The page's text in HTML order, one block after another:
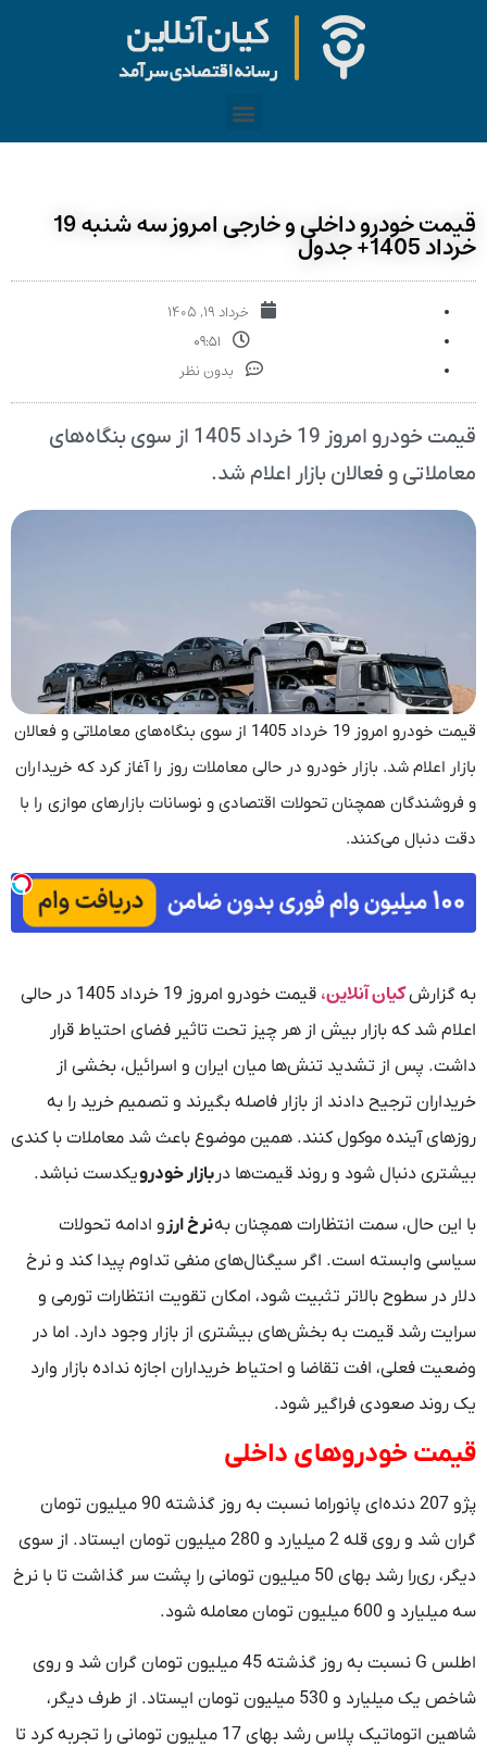
قیمت خودرو داخلی و خارجی امروز سه شنبه 19
خرداد 1405+ جدول
خرداد ۱۹, ۱۴۰۵
۰۹:۵۱
بدون نظر
قیمت خودرو امروز 19 خرداد 1405 از سوی بنگاه‌های
معاملاتی و فعالان بازار اعلام شد.
قیمت خودرو امروز 19 خرداد 1405 از سوی بنگاه‌های معاملاتی و فعالان
بازار اعلام شد. بازار خودرو در حالی معاملات روز را آغاز کرد که خریداران
و فروشندگان همچنان تحولات اقتصادی و نوسانات بازارهای موازی را با
دقت دنبال می‌کنند.
به گزارشکیان آنلاین،
قیمت خودرو امروز 19 خرداد 1405 در حالی
اعلام شد که بازار بیش از هر چیز تحت تاثیر فضای احتیاط قرار
داشت. پس از تشدید تنش‌ها میان ایران و اسرائیل، بخشی از
خریداران ترجیح دادند از بازار فاصله بگیرند و تصمیم خرید را به
روزهای آینده موکول کنند. همین موضوع باعث شد معاملات با کندی
بیشتری دنبال شود و روند قیمت‌ها در بازار خودرویکدست نباشد.
با این حال، سمت انتظارات همچنان بهنرخ ارزو ادامه تحولات
سیاسی وابسته است. اگر سیگنال‌های منفی تداوم پیدا کند و نرخ
دلار در سطوح بالاتر تثبیت شود، امکان تقویت انتظارات تورمی و
سرایت رشد قیمت به بخش‌های بیشتری از بازار وجود دارد. اما در
وضعیت فعلی، افت تقاضا و احتیاط خریداران اجازه نداده بازار وارد
یک روند صعودی فراگیر شود.
قیمت خودروهای داخلی
پژو 207 دنده‌ای پانوراما نسبت به روز گذشته 90 میلیون تومان
گران شد و روی قله 2 میلیارد و 280 میلیون تومان ایستاد. از سوی
دیگر، ری‌را رشد بهای 50 میلیون تومانی را پشت سر گذاشت تا با نرخ
سه میلیارد و 600 میلیون تومان معامله شود.
اطلس G نسبت به روز گذشته 45 میلیون تومان گران شد و روی
شاخص یک میلیارد و 530 میلیون تومان ایستاد. از طرف دیگر،
شاهین اتوماتیک پلاس رشد بهای 17 میلیون تومانی را تجربه کرد تا